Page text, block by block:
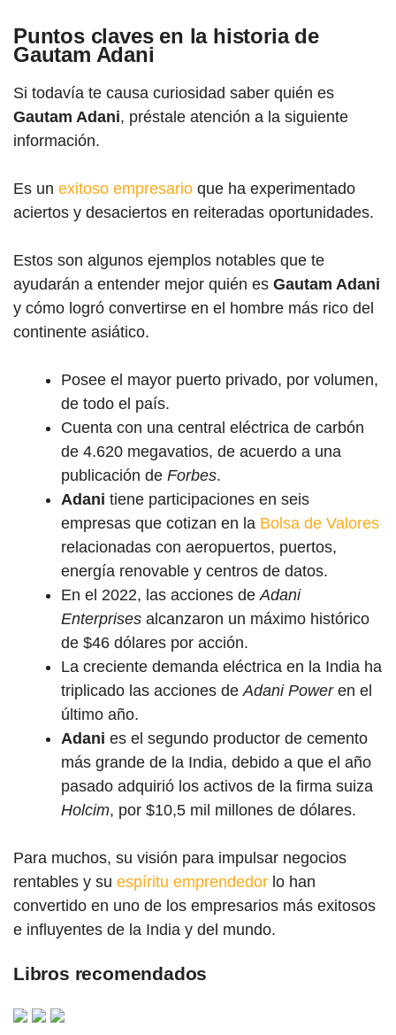
Puntos claves en la historia de
Gautam Adani
Si todavía te causa curiosidad saber quién es
Gautam Adani, préstale atención a la siguiente
información.
Es un exitoso empresario que ha experimentado
aciertos y desaciertos en reiteradas oportunidades.
Estos son algunos ejemplos notables que te
ayudarán a entender mejor quién es Gautam Adani
y cómo logró convertirse en el hombre más rico del
continente asiático.
Posee el mayor puerto privado, por volumen,
de todo el país.
Cuenta con una central eléctrica de carbón
de 4.620 megavatios, de acuerdo a una
publicación de Forbes.
Adani tiene participaciones en seis
empresas que cotizan en la Bolsa de Valores
relacionadas con aeropuertos, puertos,
energía renovable y centros de datos.
En el 2022, las acciones de Adani
Enterprises alcanzaron un máximo histórico
de $46 dólares por acción.
La creciente demanda eléctrica en la India ha
triplicado las acciones de Adani Poweren el
último año.
Adani es el segundo productor de cemento
más grande de la India, debido a que el año
pasado adquirió los activos de la firma suiza
Holcim, por $10,5 mil millones de dólares.
Para muchos, su visión para impulsar negocios
rentables y su espíritu emprendedor lo han
convertido en uno de los empresarios más exitosos
e influyentes de la India y del mundo.
Libros recomendados